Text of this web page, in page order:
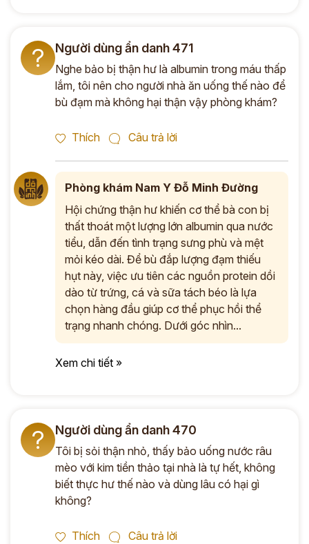
? Người dùng ẩn danh 471
Nghe bảo bị thận hư là albumin trong máu thấp
lắm, tôi nên cho người nhà ăn uống thế nào để
bù đạm mà không hại thận vậy phòng khám?
Thích Câu trả lời
Phòng khám Nam Y Đỗ Minh Đường
Hội chứng thận hư khiến cơ thể bà con bị
thất thoát một lượng lớn albumin qua nước
tiểu, dẫn đến tình trạng sưng phù và mệt
mỏi kéo dài. Để bù đắp lượng đạm thiếu
hụt này, việc ưu tiên các nguồn protein dồi
dào từ trứng, cá và sữa tách béo là lựa
chọn hàng đầu giúp cơ thể phục hồi thể
trạng nhanh chóng. Dưới góc nhìn...
Xem chi tiết »
? Người dùng ẩn danh 470
Tôi bị sỏi thận nhỏ, thấy bảo uống nước râu
mèo với kim tiền thảo tại nhà là tự hết, không
biết thực hư thế nào và dùng lâu có hại gì
không?
Thích Câu trả lời